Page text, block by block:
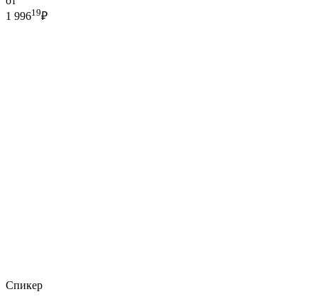
1 99619₽
Спикер